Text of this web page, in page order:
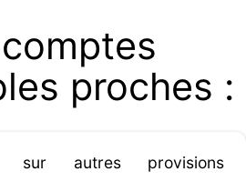
proches :
sur autres provisions